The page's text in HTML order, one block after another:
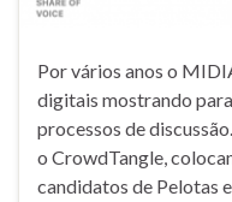
Por vários anos o
digitais mostrando
processos de
o CrowdTangle,
candidatos de Pelotas